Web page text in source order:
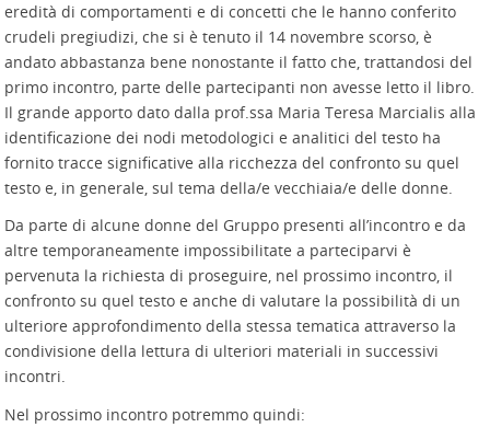
eredità di comportamenti e di concetti che le hanno conferito
crudeli pregiudizi, che si è tenuto il 14 novembre scorso, è
andato abbastanza bene nonostante il fatto che, trattandosi del
primo incontro, parte delle partecipanti non avesse letto il libro.
Il grande apporto dato dalla prof.ssa Maria Teresa Marcialis alla
identificazione dei nodi metodologici e analitici del testo ha
fornito tracce significative alla ricchezza del confronto su quel
testo e, in generale, sul tema della/e vecchiaia/e delle donne.
Da parte di alcune donne del Gruppo presenti all’incontro e da
altre temporaneamente impossibilitate a parteciparvi è
pervenuta la richiesta di proseguire, nel prossimo incontro, il
confronto su quel testo e anche di valutare la possibilità di un
ulteriore approfondimento della stessa tematica attraverso la
condivisione della lettura di ulteriori materiali in successivi
incontri.
Nel prossimo incontro potremmo quindi: